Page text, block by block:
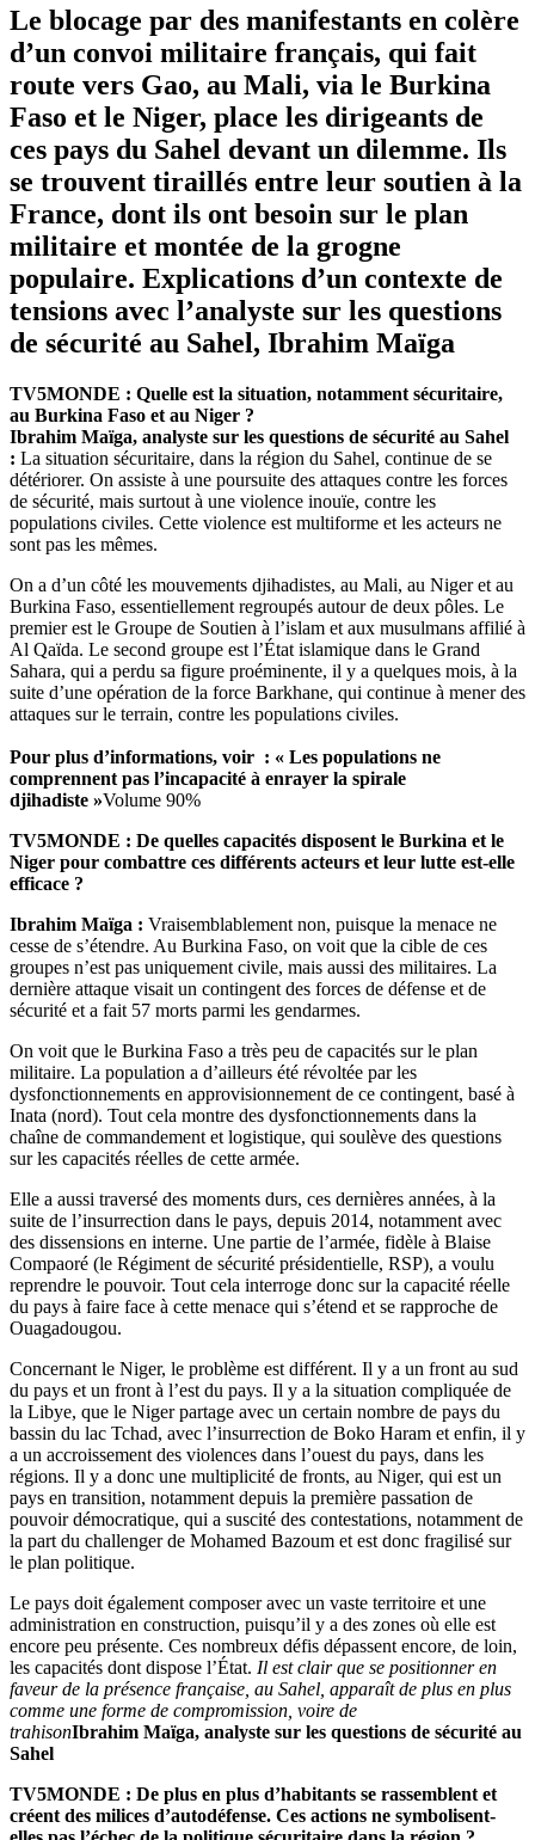
Le blocage par des manifestants en colère
d’un convoi militaire français, qui fait
route vers Gao, au Mali, via le Burkina
Faso et le Niger, place les dirigeants de
ces pays du Sahel devant un dilemme. Ils
se trouvent tiraillés entre leur soutien à la
France, dont ils ont besoin sur le plan
militaire et montée de la grogne
populaire. Explications d’un contexte de
tensions avec l’analyste sur les questions
de sécurité au Sahel, Ibrahim Maïga
TV5MONDE : Quelle est la situation, notamment sécuritaire,
au Burkina Faso et au Niger ?
Ibrahim Maïga, analyste sur les questions de sécurité au Sahel​
: La situation sécuritaire, dans la région du Sahel, continue de se
détériorer. On assiste à une poursuite des attaques contre les forces
de sécurité, mais surtout à une violence inouïe, contre les
populations civiles. Cette violence est multiforme et les acteurs ne
sont pas les mêmes.
On a d’un côté les mouvements djihadistes, au Mali, au Niger et au
Burkina Faso, essentiellement regroupés autour de deux pôles. Le
premier est le Groupe de Soutien à l’islam et aux musulmans affilié à
Al Qaïda. Le second groupe est l’État islamique dans le Grand
Sahara, qui a perdu sa figure proéminente, il y a quelques mois, à la
suite d’une opération de la force Barkhane, qui continue à mener des
attaques sur le terrain, contre les populations civiles.
Pour plus d’informations, voir : « Les populations ne
comprennent pas l’incapacité à enrayer la spirale
djihadiste »Volume 90%
TV5MONDE : De quelles capacités disposent le Burkina et le
Niger pour combattre ces différents acteurs et leur lutte est-elle
efficace ?
Ibrahim Maïga : Vraisemblablement non, puisque la menace ne
cesse de s’étendre. Au Burkina Faso, on voit que la cible de ces
groupes n’est pas uniquement civile, mais aussi des militaires. La
dernière attaque visait un contingent des forces de défense et de
sécurité et a fait 57 morts parmi les gendarmes.
On voit que le Burkina Faso a très peu de capacités sur le plan
militaire. La population a d’ailleurs été révoltée par les
dysfonctionnements en approvisionnement de ce contingent, basé à
Inata (nord). Tout cela montre des dysfonctionnements dans la
chaîne de commandement et logistique, qui soulève des questions
sur les capacités réelles de cette armée.
Elle a aussi traversé des moments durs, ces dernières années, à la
suite de l’insurrection dans le pays, depuis 2014, notamment avec
des dissensions en interne. Une partie de l’armée, fidèle à Blaise
Compaoré (le Régiment de sécurité présidentielle, RSP), a voulu
reprendre le pouvoir. Tout cela interroge donc sur la capacité réelle
du pays à faire face à cette menace qui s’étend et se rapproche de
Ouagadougou.
Concernant le Niger, le problème est différent. Il y a un front au sud
du pays et un front à l’est du pays. Il y a la situation compliquée de
la Libye, que le Niger partage avec un certain nombre de pays du
bassin du lac Tchad, avec l’insurrection de Boko Haram et enfin, il y
a un accroissement des violences dans l’ouest du pays, dans les
régions. Il y a donc une multiplicité de fronts, au Niger, qui est un
pays en transition, notamment depuis la première passation de
pouvoir démocratique, qui a suscité des contestations, notamment de
la part du challenger de Mohamed Bazoum et est donc fragilisé sur
le plan politique.
Le pays doit également composer avec un vaste territoire et une
administration en construction, puisqu’il y a des zones où elle est
encore peu présente. Ces nombreux défis dépassent encore, de loin,
les capacités dont dispose l’État. Il est clair que se positionner en
faveur de la présence française, au Sahel, apparaît de plus en plus
comme une forme de compromission, voire de
trahisonIbrahim Maïga, analyste sur les questions de sécurité au
Sahel
TV5MONDE : De plus en plus d’habitants se rassemblent et
créent des milices d’autodéfense. Ces actions ne symbolisent-